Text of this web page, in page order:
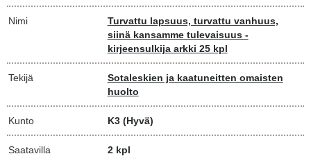
Nimi
Turvattu lapsuus, turvattu vanhuus,
siinä kansamme tulevaisuus -
kirjeensulkija arkki 25 kpl
Tekijä
Sotaleskien ja kaatuneitten omaisten
huolto
Kunto K3 (Hyvä)
Saatavilla 2 kpl